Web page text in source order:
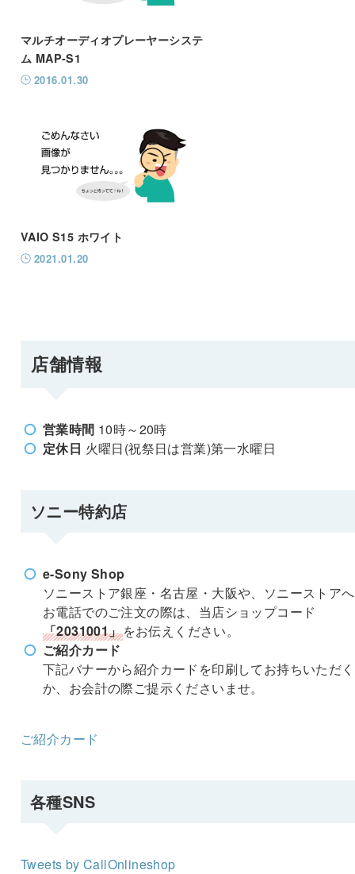
マルチオーディオプレーヤーシステ
ム MAP-S1
2016.01.30
VAIO S15 ホワイト
2021.01.20
店舗情報
営業時間 10時～20時
定休日 火曜日(祝祭日は営業)第一水曜日
ソニー特約店
e-Sony Shop
ソニーストア銀座・名古屋・大阪や、ソニーストア
お電話でのご注文の際は、当店ショップコード
「2031001」をお伝えください。
ご紹介カード
下記バナーから紹介カードを印刷してお持ちいただく
か、お会計の際ご提示くださいませ。
ご紹介カード
各種SNS
Tweets by CallOnlineshop